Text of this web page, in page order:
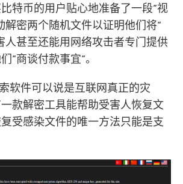
特币的用户贴心地准备了一段”视
解密两个随机文件以证明他们将”
人甚至还能用网络攻击者专门提供
”商谈付款事宜”。
软件可以说是互联网真正的灾
款解密工具能帮助受害人恢复文
受感染文件的唯一方法只能是支